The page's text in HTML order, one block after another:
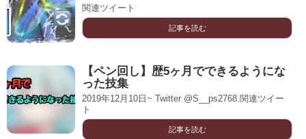
関連ツイート
記事を読む
【ペン回し】歴5ヶ月でできるようにな
った技集
2019年12月10日~ Twitter @S__ps2768.関連ツイー
ト
記事を読む